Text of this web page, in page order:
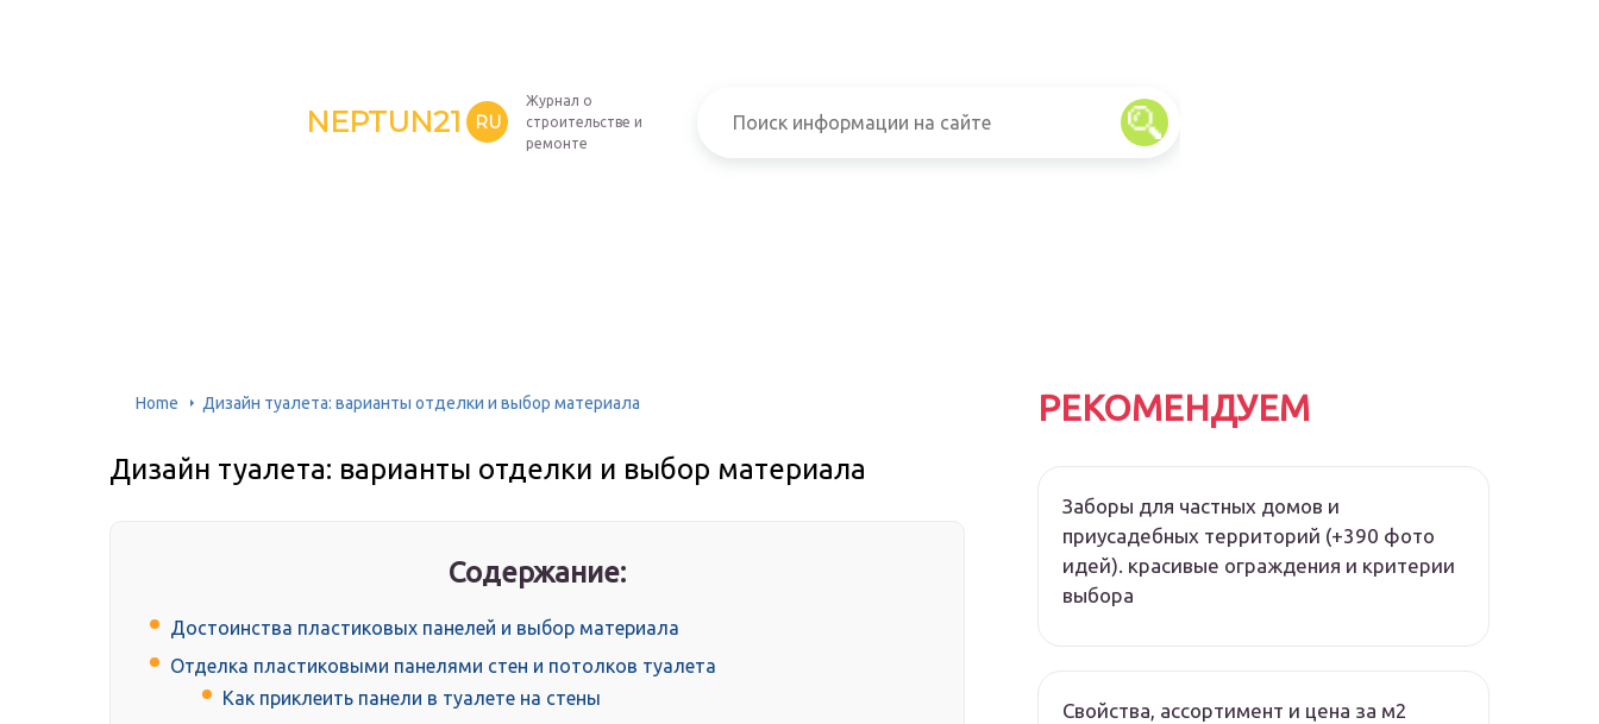
NEPTUN21 RU
Журнал о
строительстве и
ремонте
Home Дизайн туалета: варианты отделки и выбор материала
Дизайн туалета: варианты отделки и выбор материала
Содержание:
Достоинства пластиковых панелей и выбор материала
Отделка пластиковыми панелями стен и потолков туалета
Как приклеить панели в туалете на стены
РЕКОМЕНДУЕМ
Заборы для частных домов и
приусадебных территорий (+390 фото
идей). красивые ограждения и критерии
выбора
Свойства, ассортимент и цена за м2